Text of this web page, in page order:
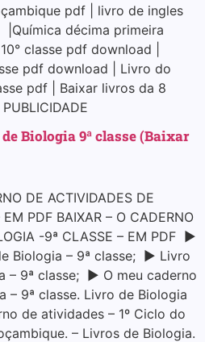
pdf | livro de ingles
|Química décima primeira
classe pdf download |
pdf download | Livro do
pdf | Baixar livros da 8
Biologia 9ª classe (Baixar
DE ACTIVIDADES DE
PDF BAIXAR – O CADERNO
-9ª CLASSE – EM PDF ▶
Biologia – 9ª classe; ▶ Livro
– 9ª classe; ▶ O meu caderno
– 9ª classe. Livro de Biologia
de atividades – 1º Ciclo do
– Livros de Biologia.